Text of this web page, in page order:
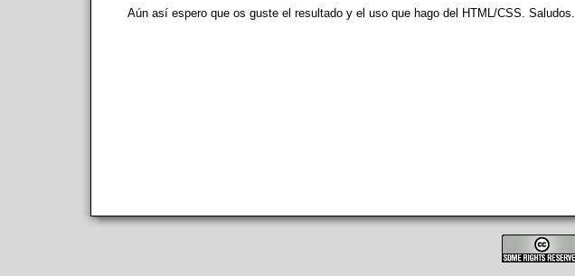
Aún así espero que os guste el resultado y el uso que hago del HTML/CSS. Saludos.